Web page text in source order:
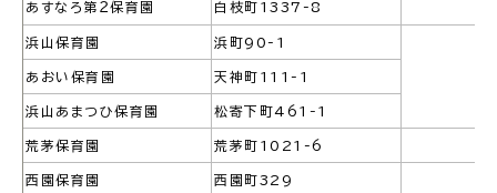
ごみ・リサイクル 防災
あすなろ第２保育園
白枝町1337-8
浜山保育園 浜町90-1
あおい保育園 天神町111-1
浜山あまつひ保育園 松寄下町461‐1
荒茅保育園 荒茅町1021-6
西園保育園 西園町329